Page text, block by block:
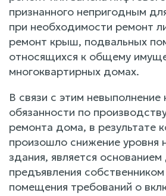
признанного непригодным
при необходимости ремонт
ремонт крыш, подвальных
относящихся к общему
многоквартирных домах.
В связи с этим
обязанности по
ремонта дома, в результате
произошло снижение уровня
здания, является основанием
предъявления
помещения требований о